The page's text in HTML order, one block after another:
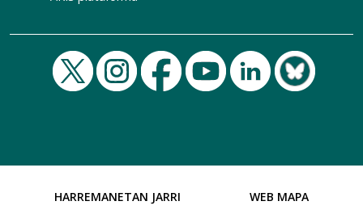
HARREMANETAN JARRI
WEB MAPA